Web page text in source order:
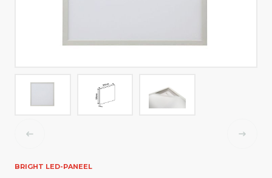
BRIGHT LED-PANEEL